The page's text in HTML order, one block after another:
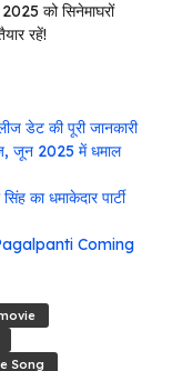
को सिनेमाघरों
रहें!
डेट की पूरी जानकारी
जून 2025 में धमाल
का धमाकेदार पार्टी
Coming
Song